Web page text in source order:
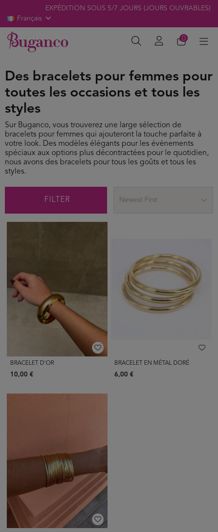
EXPÉDITION SOUS 5/7 JOURS (JOURS OUVRABLES)
Français
0
Des bracelets pour femmes pour
toutes les occasions et tous les
styles
Sur Buganco, vous trouverez une large sélection de
bracelets pour femmes qui ajouteront la touche parfaite à
votre look. Des modèles élégants pour les événements
spéciaux aux options plus décontractées pour le quotidien,
nous avons des bracelets pour tous les goûts et tous les
styles.
FILTER Newest First
BRACELET D'OR
10,00 €
BRACELET EN MÉTAL DORÉ
6,00 €